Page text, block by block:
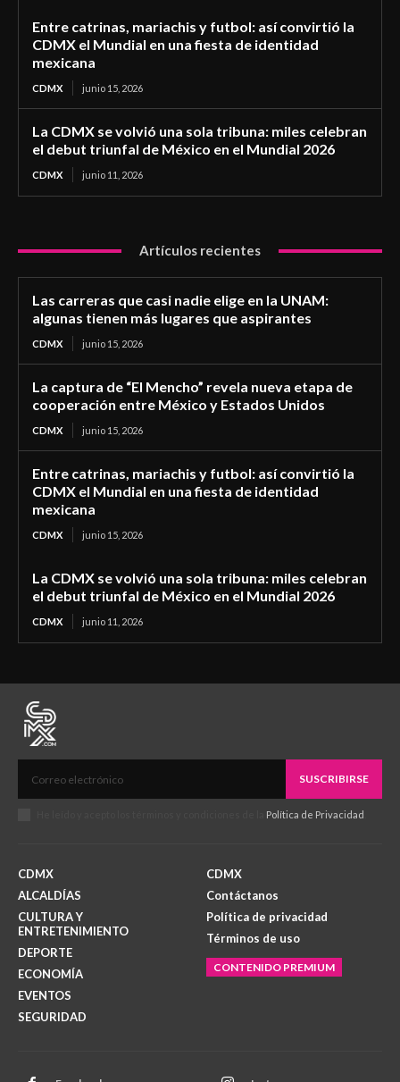
Entre catrinas, mariachis y futbol: así convirtió la
CDMX el Mundial en una fiesta de identidad
mexicana
CDMX junio 15, 2026
La CDMX se volvió una sola tribuna: miles celebran
el debut triunfal de México en el Mundial 2026
CDMX junio 11, 2026
Artículos recientes
Las carreras que casi nadie elige en la UNAM:
algunas tienen más lugares que aspirantes
CDMX junio 15, 2026
La captura de “El Mencho” revela nueva etapa de
cooperación entre México y Estados Unidos
CDMX junio 15, 2026
Entre catrinas, mariachis y futbol: así convirtió la
CDMX el Mundial en una fiesta de identidad
mexicana
CDMX junio 15, 2026
La CDMX se volvió una sola tribuna: miles celebran
el debut triunfal de México en el Mundial 2026
CDMX junio 11, 2026
SUSCRIBIRSE
Política de Privacidad
CDMX
ALCALDÍAS
CULTURA Y
ENTRETENIMIENTO
DEPORTE
ECONOMÍA
EVENTOS
SEGURIDAD
CDMX
Contáctanos
Política de privacidad
Términos de uso
CONTENIDO PREMIUM